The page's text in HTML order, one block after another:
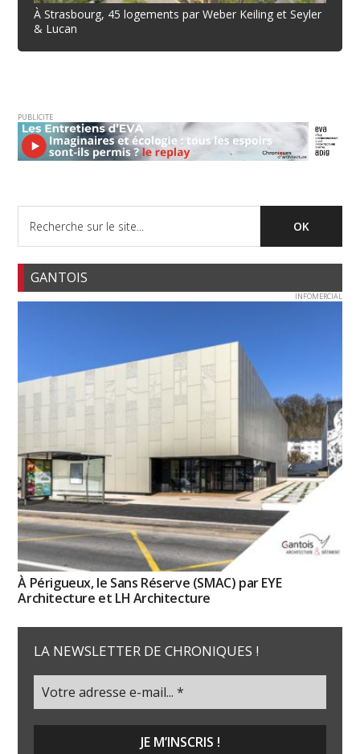
À Strasbourg, 45 logements par Weber Keiling et Seyler
& Lucan
PUBLICITE
GANTOIS
INFOMERCIAL
À Périgueux, le Sans Réserve (SMAC) par EYE
Architecture et LH Architecture
LA NEWSLETTER DE CHRONIQUES !